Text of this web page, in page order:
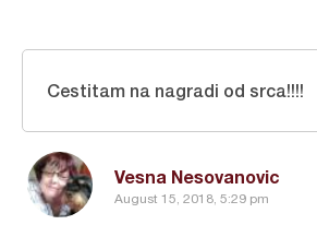
Vesna Nesovanovic
August 15, 2018, 5:29 pm
Cestitam na nagradi od srca!!!!